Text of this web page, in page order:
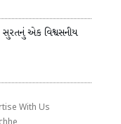
સુરતનું એક વિશ્વસનીય
With Us